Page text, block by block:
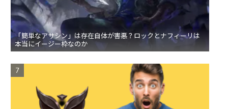
「簡単なアサシン」は存在自体が害悪？ロックとナフィーリは
本当にイージー枠なのか